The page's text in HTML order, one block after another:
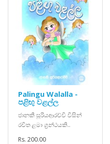
Palingu Walalla -
පළිඟු වළල්ල
ජානකී සූරියආරච්චි විසින්
රචිත ළමා ග්‍රන්ථයකි..
Rs. 200.00